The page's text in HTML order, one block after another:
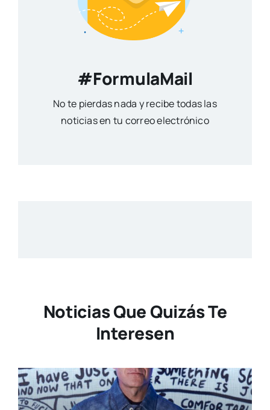
#FormulaMail
No te pierdas nada y recibe todas las
noticias en tu correo electrónico
Noticias Que Quizás Te
Interesen